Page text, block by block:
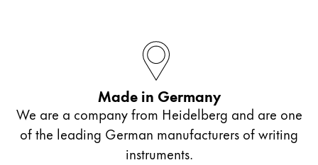
Acerca de tu pedido
ES/ PA
Made in Germany
We are a company from Heidelberg and are one
of the leading German manufacturers of writing
instruments.